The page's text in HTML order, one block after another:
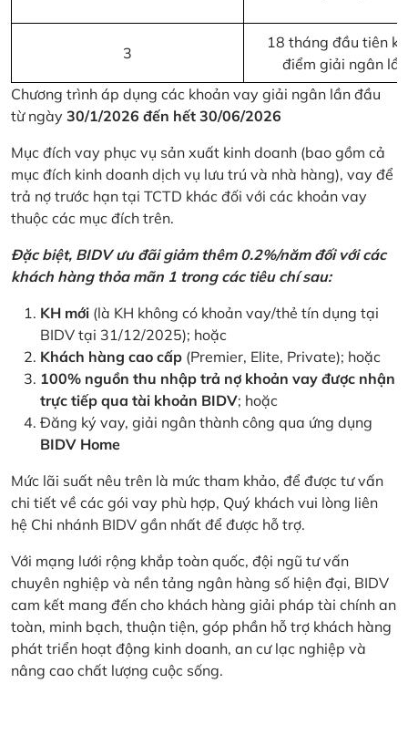
3
18 tháng đầu tiên
điểm giải ngân
Chương trình áp dụng các khoản vay giải ngân lần đầu
từ ngày 30/1/2026 đến hết 30/06/2026
Mục đích vay phục vụ sản xuất kinh doanh (bao gồm cả
mục đích kinh doanh dịch vụ lưu trú và nhà hàng), vay để
trả nợ trước hạn tại TCTD khác đối với các khoản vay
thuộc các mục đích trên.
Đặc biệt, BIDV ưu đãi giảm thêm 0.2%/năm đối với các
khách hàng thỏa mãn 1 trong các tiêu chí sau:
KH mới (là KH không có khoản vay/thẻ tín dụng tại
BIDV tại 31/12/2025); hoặc
Khách hàng cao cấp (Premier, Elite, Private); hoặc
100% nguồn thu nhập trả nợ khoản vay được nhận
trực tiếp qua tài khoản BIDV; hoặc
Đăng ký vay, giải ngân thành công qua ứng dụng
BIDV Home
Mức lãi suất nêu trên là mức tham khảo, để được tư vấn
chi tiết về các gói vay phù hợp, Quý khách vui lòng liên
hệ Chi nhánh BIDV gần nhất để được hỗ trợ.
Với mạng lưới rộng khắp toàn quốc, đội ngũ tư vấn
chuyên nghiệp và nền tảng ngân hàng số hiện đại, BIDV
cam kết mang đến cho khách hàng giải pháp tài chính an
toàn, minh bạch, thuận tiện, góp phần hỗ trợ khách hàng
phát triển hoạt động kinh doanh, an cư lạc nghiệp và
nâng cao chất lượng cuộc sống.